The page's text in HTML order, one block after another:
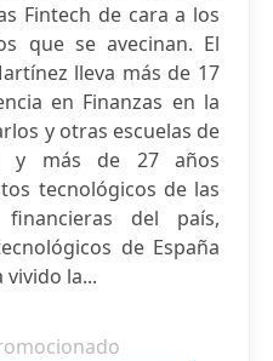
Fintech de cara a los
que se avecinan. El
lleva más de 17
en Finanzas en la
y otras escuelas de
y más de 27 años
tecnológicos de las
­financieras del país,
de España
la...